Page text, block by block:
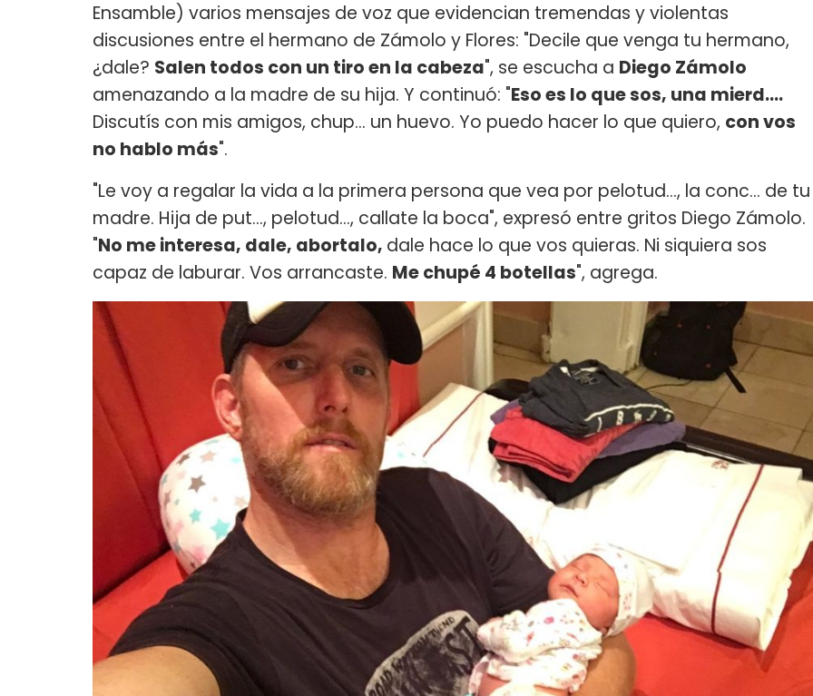
Ensamble) varios mensajes de voz que evidencian tremendas y violentas
discusiones entre el hermano de Zámolo y Flores: "Decile que venga tu hermano,
¿dale? Salen todos con un tiro en la cabeza", se escucha a Diego Zámolo
amenazando a la madre de su hija. Y continuó: "Eso es lo que sos, una mierd....
Discutís con mis amigos, chup... un huevo. Yo puedo hacer lo que quiero, con vos
no hablo más".
"Le voy a regalar la vida a la primera persona que vea por pelotud..., la conc... de tu
madre. Hija de put..., pelotud..., callate la boca", expresó entre gritos Diego Zámolo.
"No me interesa, dale, abortalo, dale hace lo que vos quieras. Ni siquiera sos
capaz de laburar. Vos arrancaste. Me chupé 4 botellas", agrega.